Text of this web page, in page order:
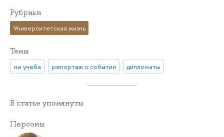
Рубрики
Университетская жизнь
Темы
не учеба репортаж о событии дипломаты
В статье упомянуты
Персоны